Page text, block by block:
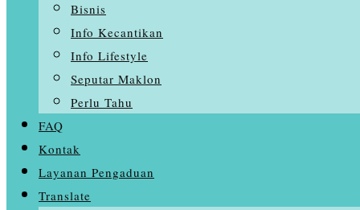
Bisnis
Info Kecantikan
Info Lifestyle
Seputar Maklon
Perlu Tahu
FAQ
Kontak
Layanan Pengaduan
Translate